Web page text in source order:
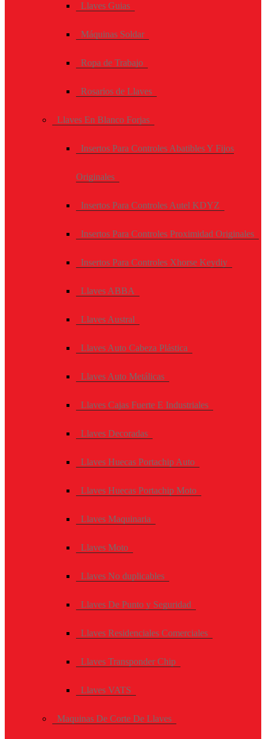
Llaves Guias
Máquinas Soldar
Ropa de Trabajo
Rosarios de Llaves
Llaves En Blanco Forjas
Insertos Para Controles Abatibles Y Fijos
Originales
Insertos Para Controles Autel KDYZ
Insertos Para Controles Proximidad Originales
Insertos Para Controles Xhorse Keydiy
Llaves ABBA
Llaves Austral
Llaves Auto Cabeza Plástica
Llaves Auto Metálicas
Llaves Cajas Fuerte E Industriales
Llaves Decoradas
Llaves Huecas Portachip Auto
Llaves Huecas Portachip Moto
Llaves Maquinaria
Llaves Moto
Llaves No duplicables
Llaves De Punto y Seguridad
Llaves Residenciales Comerciales
Llaves Transponder Chip
Llaves VATS
Maquinas De Corte De Llaves